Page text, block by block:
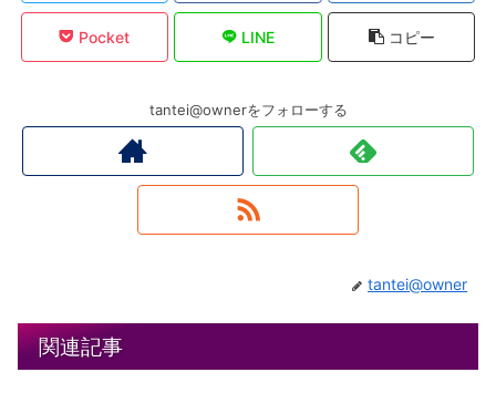
Pocket LINE コピー
tantei@ownerをフォローする
tantei@owner
関連記事